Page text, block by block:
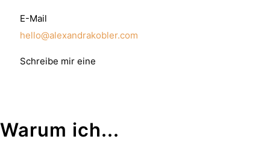
E-Mail
hello@alexandrakobler.com
Schreibe mir eine
Warum ich...